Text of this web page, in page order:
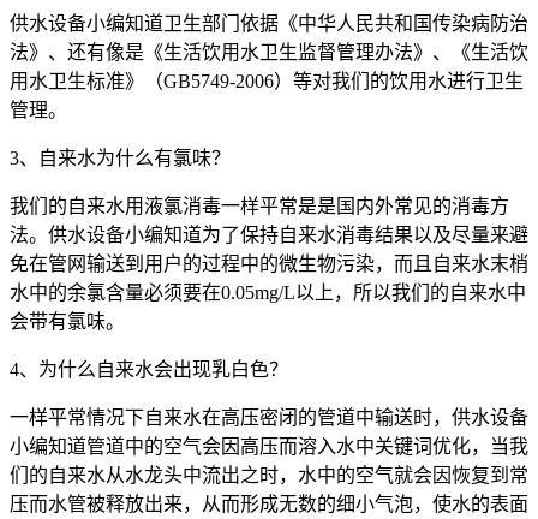
供水设备小编知道卫生部门依据《中华人民共和国传染病防治
法》、还有像是《生活饮用水卫生监督管理办法》、《生活饮
用水卫生标准》（GB5749-2006）等对我们的饮用水进行卫生
管理。
3、自来水为什么有氯味？
我们的自来水用液氯消毒一样平常是是国内外常见的消毒方
法。供水设备小编知道为了保持自来水消毒结果以及尽量来避
免在管网输送到用户的过程中的微生物污染，而且自来水末梢
水中的余氯含量必须要在0.05mg/L以上，所以我们的自来水中
会带有氯味。
4、为什么自来水会出现乳白色？
一样平常情况下自来水在高压密闭的管道中输送时，供水设备
小编知道管道中的空气会因高压而溶入水中关键词优化，当我
们的自来水从水龙头中流出之时，水中的空气就会因恢复到常
压而水管被释放出来，从而形成无数的细小气泡，使水的表面